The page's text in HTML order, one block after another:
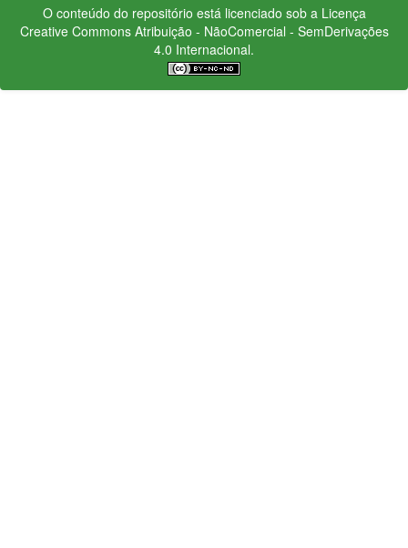
O conteúdo do repositório está licenciado sob a Licença
Creative CommonsAtribuição - NãoComercial - SemDerivações
4.0 Internacional.